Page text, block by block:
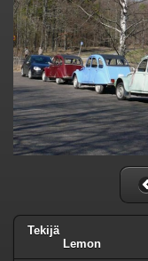
Tekijä
Lemon